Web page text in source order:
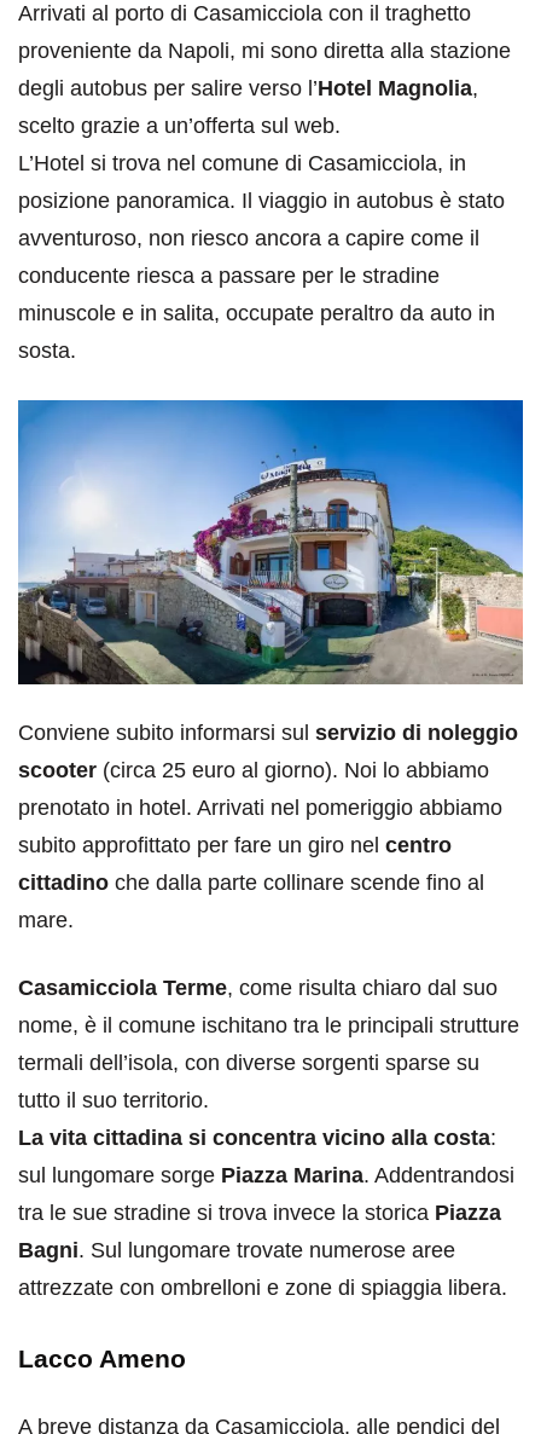
Arrivati al porto di Casamicciola con il traghetto
proveniente da Napoli, mi sono diretta alla stazione
degli autobus per salire verso l’Hotel Magnolia,
scelto grazie a un’offerta sul web.
L’Hotel si trova nel comune di Casamicciola, in
posizione panoramica. Il viaggio in autobus è stato
avventuroso, non riesco ancora a capire come il
conducente riesca a passare per le stradine
minuscole e in salita, occupate peraltro da auto in
sosta.
Conviene subito informarsi sul servizio di noleggio
scooter (circa 25 euro al giorno). Noi lo abbiamo
prenotato in hotel. Arrivati nel pomeriggio abbiamo
subito approfittato per fare un giro nel centro
cittadino che dalla parte collinare scende fino al
mare.
Casamicciola Terme, come risulta chiaro dal suo
nome, è il comune ischitano tra le principali strutture
termali dell’isola, con diverse sorgenti sparse su
tutto il suo territorio.
La vita cittadina si concentra vicino alla costa:
sul lungomare sorge Piazza Marina. Addentrandosi
tra le sue stradine si trova invece la storica Piazza
Bagni. Sul lungomare trovate numerose aree
attrezzate con ombrelloni e zone di spiaggia libera.
Lacco Ameno
A breve distanza da Casamicciola, alle pendici del